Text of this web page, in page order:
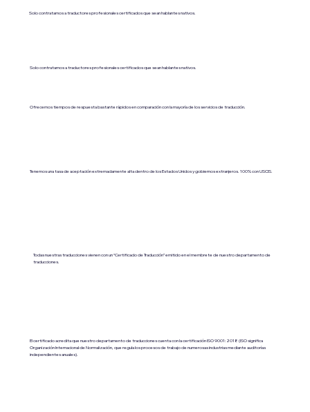
Solo contratamos a traductores profesionales certificados que sean hablantes nativos.
Solo contratamos a traductores profesionales certificados que sean hablantes nativos.
Ofrecemos tiempos de respuesta bastante rápidos en comparación con la mayoría de los servicios de traducción.
Tenemos una tasa de aceptación extremadamente alta dentro de los Estados Unidos y gobiernos extranjeros. 100% con USCIS.
Todas nuestras traducciones vienen con un “Certificado de Traducción” emitido en el membrete de nuestro departamento de
traducciones.
El certificado acredita que nuestro departamento de traducciones cuenta con la certificación ISO 9001:2018 (ISO significa
Organización Internacional de Normalización, que regula los procesos de trabajo de numerosas industrias mediante auditorías
independientes anuales).